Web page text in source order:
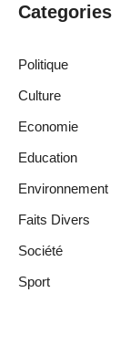
Categories
Politique
Culture
Economie
Education
Environnement
Faits Divers
Société
Sport